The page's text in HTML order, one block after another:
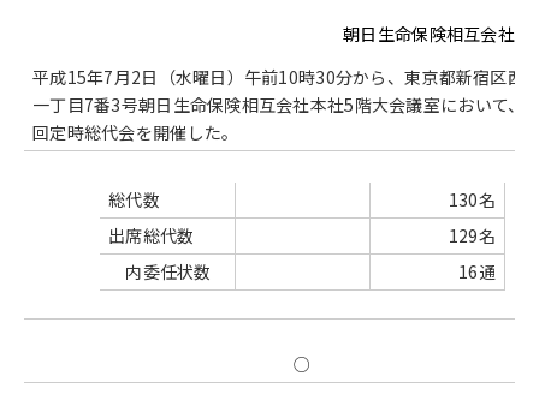
朝日生命保険相互会社
平成15年7月2日（水曜日）午前10時30分から、東京都新宿区西
一丁目7番3号朝日生命保険相互会社本社5階大会議室において、
回定時総代会を開催した。
総代数
130名
出席総代数
129名
内委任状数
16通
○